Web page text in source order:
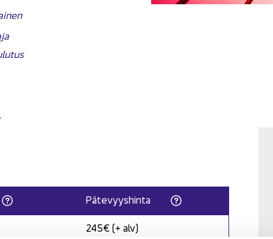
Pä­te­vyys­hin­ta
245€ (+ alv)